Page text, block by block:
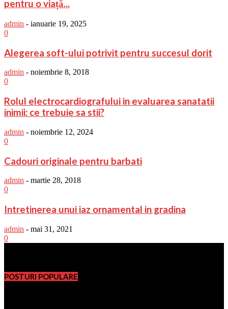
pentru o viață...
admin - ianuarie 19, 2025
0
Alegerea soft-ului potrivit pentru succesul dorit
admin - noiembrie 8, 2018
0
Rolul electrocardiografului in evaluarea sanatatii
inimii: ce trebuie sa stii?
admin - noiembrie 12, 2024
0
Cadouri originale pentru barbati
admin - martie 28, 2018
0
Intretinerea unui iaz ornamental in gradina
admin - mai 31, 2021
0
POSTURI POPULARE